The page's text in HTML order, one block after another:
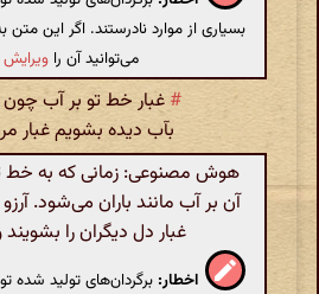
بسیاری از موارد نادرستند. اگر این
می‌توانید آن را ویرایش
# غبار خط تو بر آب
بآب دیده بشویم غبار
هوش مصنوعی: زمانی که به خط
آن بر آب مانند باران می‌شود.
غبار دل دیگران را
اخطار: برگردان‌های تولید